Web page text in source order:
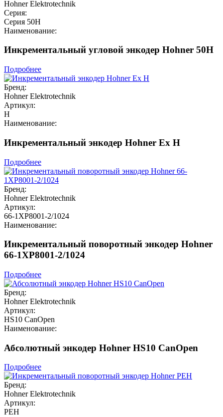
Hohner Elektrotechnik
Серия:
Серия 50H
Наименование:
Инкрементальный угловой энкодер Hohner 50H
Подробнее
Бренд:
Hohner Elektrotechnik
Артикул:
H
Наименование:
Инкрементальный энкодер Hohner Ex H
Подробнее
Бренд:
Hohner Elektrotechnik
Артикул:
66-1XP8001-2/1024
Наименование:
Инкрементальный поворотный энкодер Hohner
66-1XP8001-2/1024
Подробнее
Бренд:
Hohner Elektrotechnik
Артикул:
HS10 CanOpen
Наименование:
Абсолютный энкодер Hohner HS10 CanOpen
Подробнее
Бренд:
Hohner Elektrotechnik
Артикул:
PEH